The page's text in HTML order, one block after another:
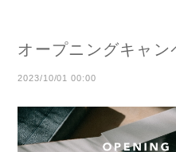
オープニングキャン
2023/10/01 00:00